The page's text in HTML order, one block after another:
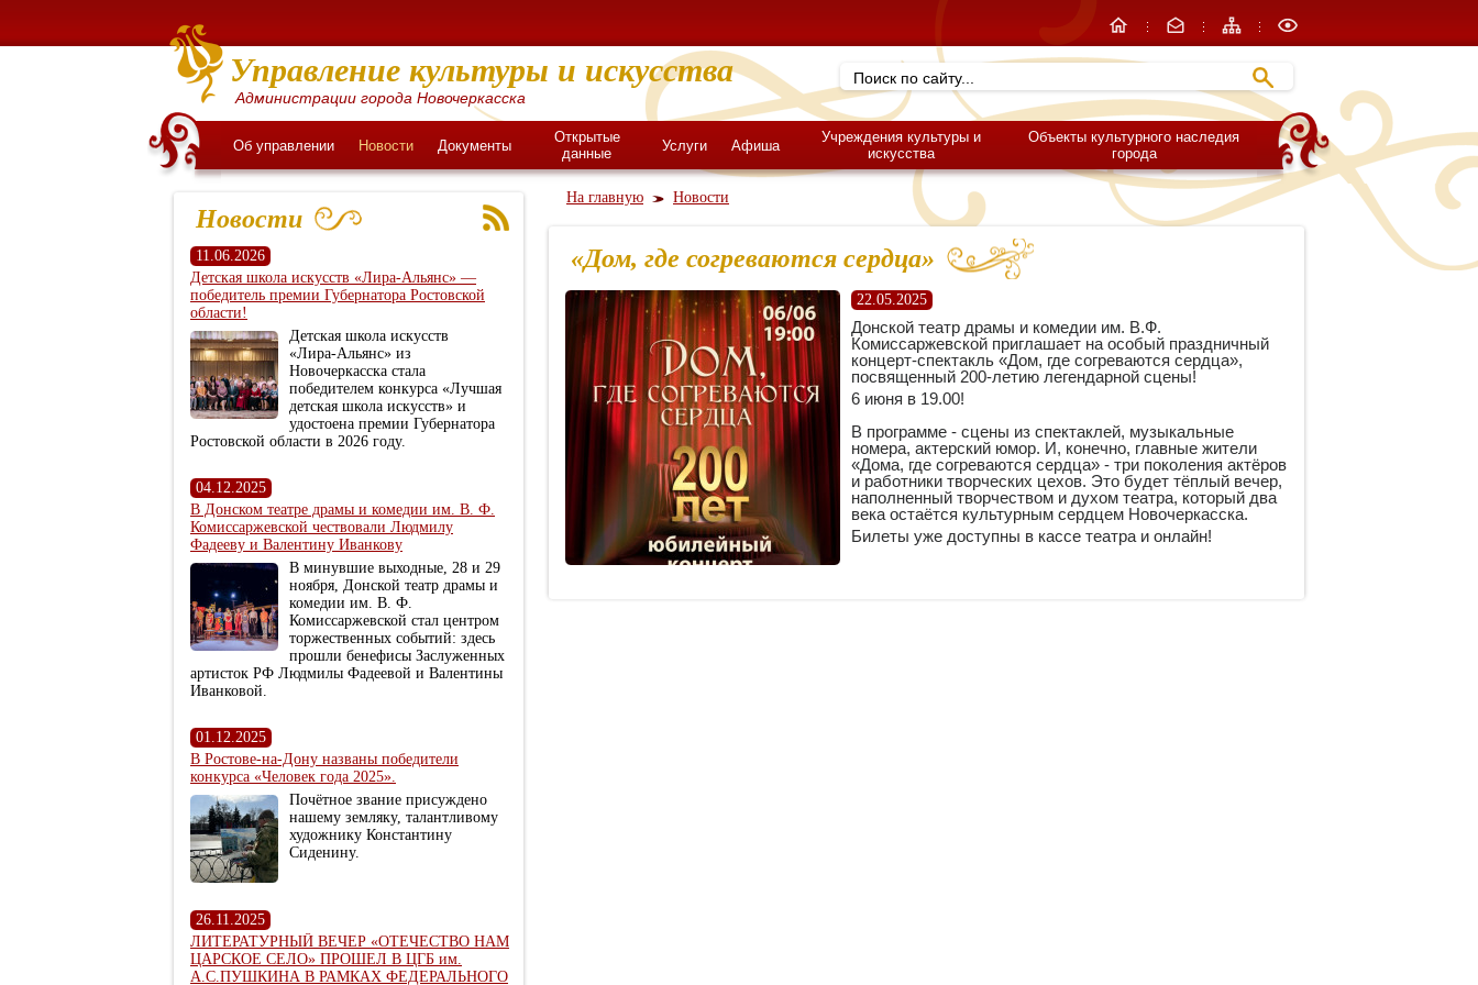
Управление культуры и искусства
Администрации города Новочеркасска
Об управлении Новости Документы
Открытые
данные
Услуги Афиша
Учреждения культуры и
искусства
Объекты культурного наследия
города
Новости
11.06.2026
Детская школа искусств «Лира‑Альянс» —
победитель премии Губернатора Ростовской
области!
Детская школа искусств
«Лира‑Альянс» из
Новочеркасска стала
победителем конкурса «Лучшая
детская школа искусств» и
удостоена премии Губернатора
Ростовской области в 2026 году.
04.12.2025
В Донском театре драмы и комедии им. В. Ф.
Комиссаржевской чествовали Людмилу
Фадееву и Валентину Иванкову
В минувшие выходные, 28 и 29
ноября, Донской театр драмы и
комедии им. В. Ф.
Комиссаржевской стал центром
торжественных событий: здесь
прошли бенефисы Заслуженных
артисток РФ Людмилы Фадеевой и Валентины
Иванковой.
01.12.2025
В Ростове-на-Дону названы победители
конкурса «Человек года 2025».
Почётное звание присуждено
нашему земляку, талантливому
художнику Константину
Сиденину.
26.11.2025
ЛИТЕРАТУРНЫЙ ВЕЧЕР «ОТЕЧЕСТВО НАМ
ЦАРСКОЕ СЕЛО» ПРОШЕЛ В ЦГБ им.
А.С.ПУШКИНА В РАМКАХ ФЕДЕРАЛЬНОГО
На главную Новости
«Дом, где согреваются сердца»
22.05.2025
Донской театр драмы и комедии им. В.Ф.
Комиссаржевской приглашает на особый праздничный
концерт-спектакль «Дом, где согреваются сердца»,
посвященный 200-летию легендарной сцены!
6 июня в 19.00!
В программе - сцены из спектаклей, музыкальные
номера, актерский юмор. И, конечно, главные жители
«Дома, где согреваются сердца» - три поколения актёров
и работники творческих цехов. Это будет тёплый вечер,
наполненный творчеством и духом театра, который два
века остаётся культурным сердцем Новочеркасска.
Билеты уже доступны в кассе театра и онлайн!